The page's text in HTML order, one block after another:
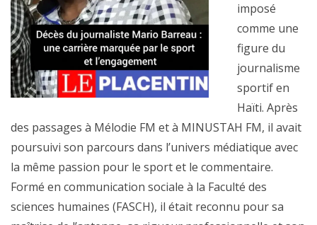
imposé
comme une
figure du
journalisme
sportif en
Haïti. Après
des passages à Mélodie FM et à MINUSTAH FM, il avait
poursuivi son parcours dans l’univers médiatique avec
la même passion pour le sport et le commentaire.
Formé en communication sociale à la Faculté des
sciences humaines (FASCH), il était reconnu pour sa